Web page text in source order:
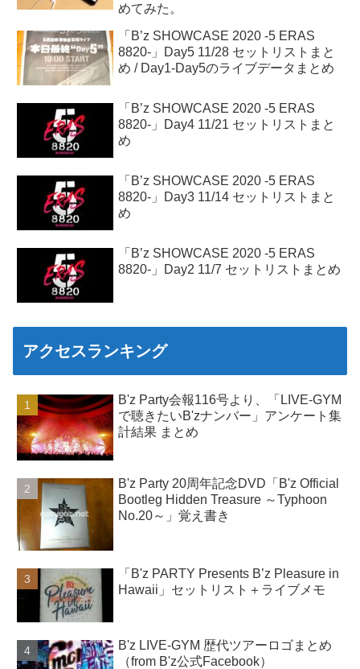
めてみた。
「B’z SHOWCASE 2020 -5 ERAS
8820-」Day5 11/28 セットリストまと
め / Day1-Day5のライブデータまとめ
「B’z SHOWCASE 2020 -5 ERAS
8820-」Day4 11/21 セットリストまと
め
「B’z SHOWCASE 2020 -5 ERAS
8820-」Day3 11/14 セットリストまと
め
「B’z SHOWCASE 2020 -5 ERAS
8820-」Day2 11/7 セットリストまとめ
アクセスランキング
B'z Party会報116号より、「LIVE-GYM
で聴きたいB'zナンバー」アンケート集
計結果 まとめ
B'z Party 20周年記念DVD「B'z Official
Bootleg Hidden Treasure ～Typhoon
No.20～」覚え書き
「B'z PARTY Presents B’z Pleasure in
Hawaii」セットリスト＋ライブメモ
B'z LIVE-GYM 歴代ツアーロゴまとめ
（from B'z公式Facebook）